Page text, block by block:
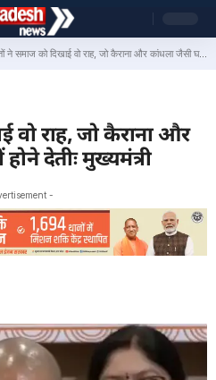
ने समाज को दिखाई वो राह, जो कैराना और कांधला जैसी घटना नहीं होने देतीः मुख्यमंत्री
वो राह, जो कैराना और
देतीः मुख्यमंत्री
-